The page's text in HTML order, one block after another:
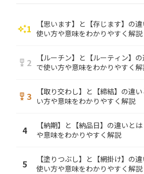
auto_awesome1
【思います】と【存じます】の
使い方や意味をわかりやすく解説
military_tech 2
【ルーチン】と【ルーティン】
で使い方や意味をわかりやすく
military_tech 3
【取り交わし】と【締結】の違
い方や意味をわかりやすく解説
4
【納期】と【納品日】の違いと
や意味をわかりやすく解説
5
【塗りつぶし】と【網掛け】の
使い方や意味をわかりやすく解説